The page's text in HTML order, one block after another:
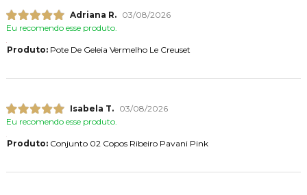
Adriana R.
03/08/2026
Eu recomendo esse produto.
Produto:Pote De Geleia Vermelho Le Creuset
Isabela T.
03/08/2026
Eu recomendo esse produto.
Produto:Conjunto 02 Copos Ribeiro Pavani Pink